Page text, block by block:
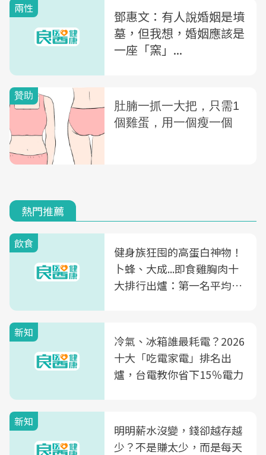
兩性
鄧惠文：有人說婚姻是墳
墓，但我想，婚姻應該是
一座「窯」...
熱門推薦
飲食
健身族狂囤的高蛋白神物！
卜蜂、大成...即食雞胸肉十
大排行出爐：第一名平均一
新知
冷氣、冰箱誰最耗電？2026
十大「吃電家電」排名出
爐，台電教你省下15％電力
新知
明明薪水沒變，錢卻越存越
少？不是賺太少，而是每天